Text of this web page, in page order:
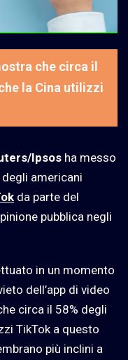
che circa il
la Cina utilizzi
Ipsos ha messo
americani
da parte del
pubblica negli
in un momento
dell’app di video
circa il 58% degli
TikTok a questo
più inclini a